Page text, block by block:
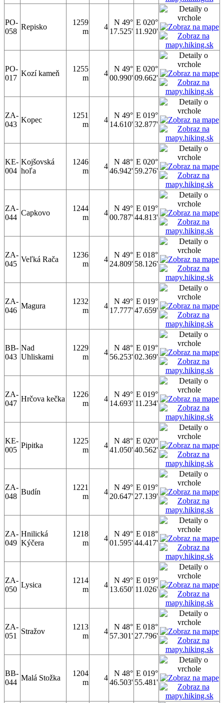
PO-
058
Repisko
1259
m
4
N 49°
17.525'
E 020°
11.920'
PO-
017
Kozí kameň
1255
m
4
N 49°
00.990'
E 020°
09.662'
ZA-
043
Kopec
1251
m
4
N 49°
14.610'
E 019°
32.877'
KE-
004
Kojšovská
hoľa
1246
m
4
N 48°
46.942'
E 020°
59.276'
ZA-
044
Capkovo
1244
m
4
N 49°
00.787'
E 019°
44.813'
ZA-
045
Veľká Rača
1236
m
4
N 49°
24.809'
E 018°
58.126'
ZA-
046
Magura
1232
m
4
N 49°
17.777'
E 019°
47.659'
BB-
043
Nad
Uhliskami
1229
m
4
N 48°
56.253'
E 019°
02.369'
ZA-
047
Hrčova kečka
1226
m
4
N 49°
14.693'
E 019°
11.234'
KE-
005
Pipitka
1225
m
4
N 48°
41.050'
E 020°
40.562'
ZA-
048
Budín
1221
m
4
N 49°
20.647'
E 019°
27.139'
ZA-
049
Hnilická
Kýčera
1218
m
4
N 49°
01.595'
E 018°
44.417'
ZA-
050
Lysica
1214
m
4
N 49°
13.650'
E 019°
11.026'
ZA-
051
Stražov
1213
m
4
N 48°
57.301'
E 018°
27.796'
BB-
044
Malá Stožka
1204
m
4
N 48°
46.503'
E 019°
55.481'